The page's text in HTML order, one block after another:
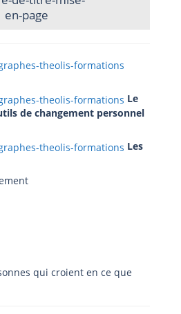
Le
de changement personnel
Les
qui croient en ce que